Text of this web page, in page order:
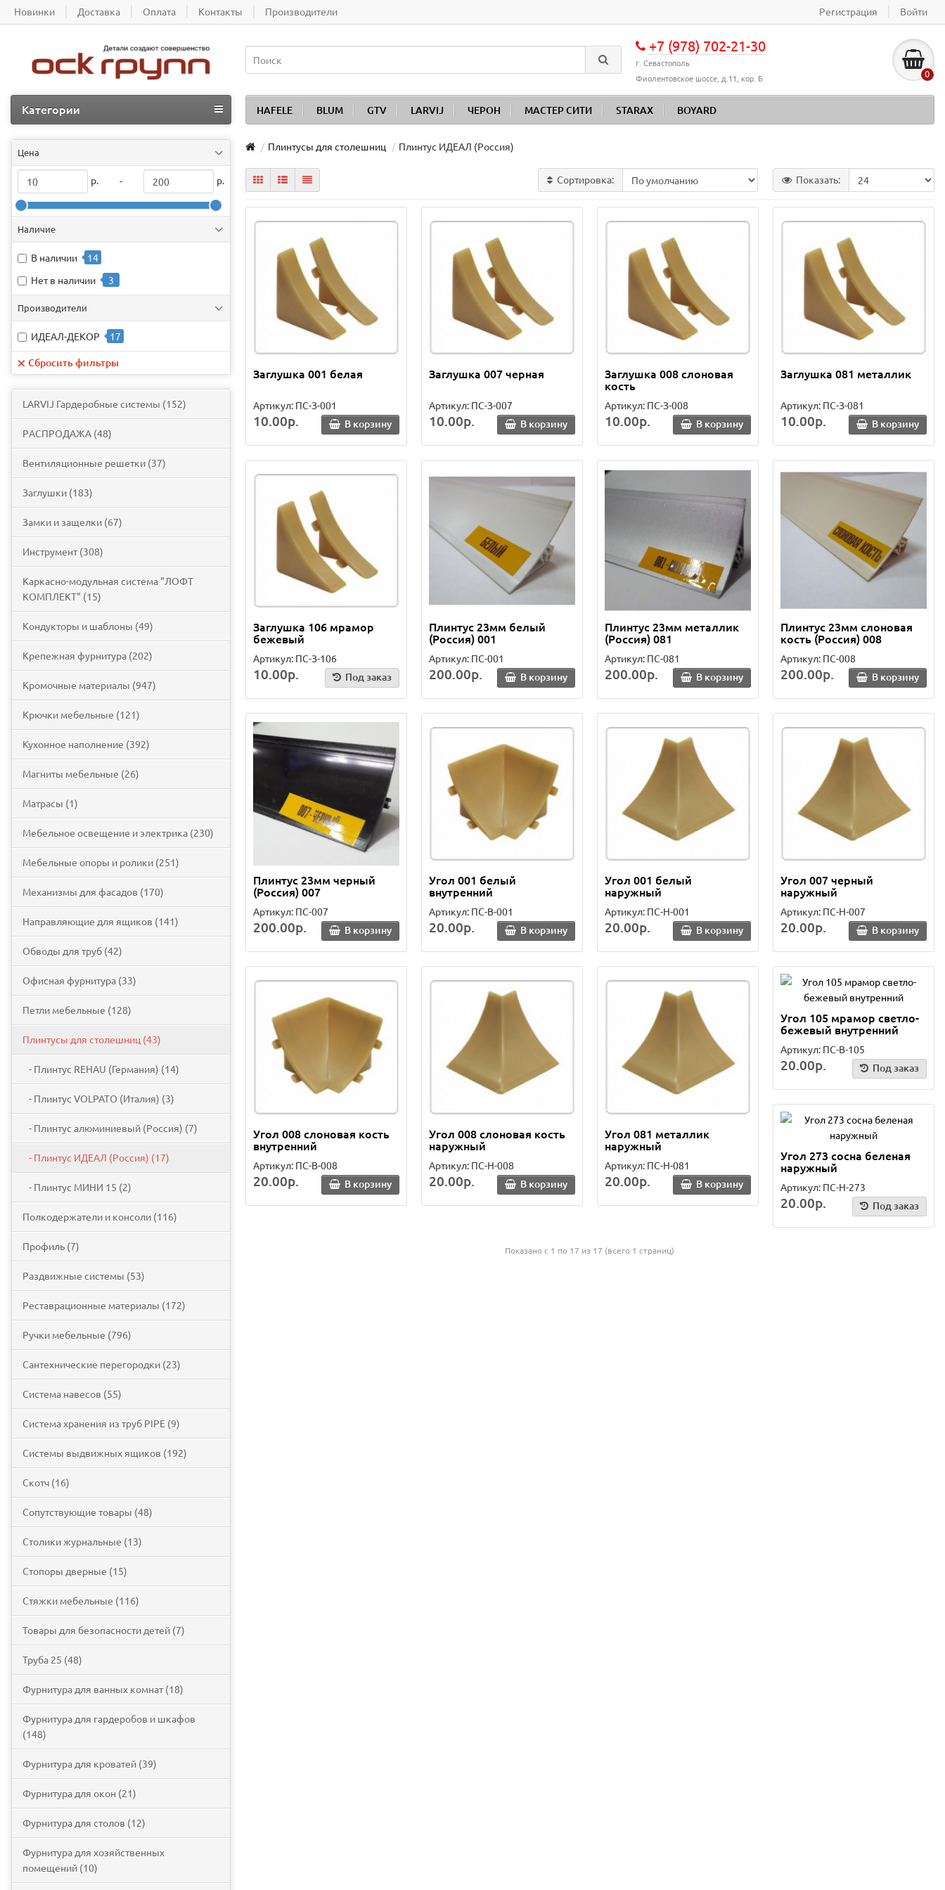
Новинки Доставка Оплата Контакты Производители Регистрация Войти
+7 (978) 702-21-30
г. Севастополь
Фиолентовское шоссе, д.11, кор. Б
0
HAFELE BLUM GTV LARVIJ ЧЕРОН МАСТЕР СИТИ STARAX BOYARD
Категории
Цена
р. - р.
Наличие
В наличии
14
Нет в наличии
3
Производители
ИДЕАЛ-ДЕКОР 17
Сбросить фильтры
LARVIJ Гардеробные системы (152)
PАСПРОДАЖА (48)
Вентиляционные решетки (37)
Заглушки (183)
Замки и защелки (67)
Инструмент (308)
Каркасно-модульная система "ЛОФТ
КОМПЛЕКТ" (15)
Кондукторы и шаблоны (49)
Крепежная фурнитура (202)
Кромочные материалы (947)
Крючки мебельные (121)
Кухонное наполнение (392)
Магниты мебельные (26)
Матрасы (1)
Мебельное освещение и электрика (230)
Мебельные опоры и ролики (251)
Механизмы для фасадов (170)
Направляющие для ящиков (141)
Обводы для труб (42)
Офисная фурнитура (33)
Петли мебельные (128)
Плинтусы для столешниц (43)
- Плинтус REHAU (Германия) (14)
- Плинтус VOLPATO (Италия) (3)
- Плинтус алюминиевый (Россия) (7)
- Плинтус ИДЕАЛ (Россия) (17)
- Плинтус МИНИ 15 (2)
Полкодержатели и консоли (116)
Профиль (7)
Раздвижные системы (53)
Реставрационные материалы (172)
Ручки мебельные (796)
Сантехнические перегородки (23)
Система навесов (55)
Система хранения из труб PIPE (9)
Системы выдвижных ящиков (192)
Скотч (16)
Сопутствующие товары (48)
Столики журнальные (13)
Стопоры дверные (15)
Стяжки мебельные (116)
Товары для безопасности детей (7)
Труба 25 (48)
Фурнитура для ванных комнат (18)
Фурнитура для гардеробов и шкафов
(148)
Фурнитура для кроватей (39)
Фурнитура для окон (21)
Фурнитура для столов (12)
Фурнитура для хозяйственных
помещений (10)
Плинтусы для столешниц Плинтус ИДЕАЛ (Россия)
Сортировка: Показать:
Заглушка 001 белая
Артикул: ПС-З-001
10.00р. В корзину
Заглушка 007 черная
Артикул: ПС-З-007
10.00р. В корзину
Заглушка 008 слоновая
кость
Артикул: ПС-З-008
10.00р. В корзину
Заглушка 081 металлик
Артикул: ПС-З-081
10.00р. В корзину
Заглушка 106 мрамор
бежевый
Артикул: ПС-З-106
10.00р. Под заказ
Плинтус 23мм белый
(Россия) 001
Артикул: ПС-001
200.00р. В корзину
Плинтус 23мм металлик
(Россия) 081
Артикул: ПС-081
200.00р. В корзину
Плинтус 23мм слоновая
кость (Россия) 008
Артикул: ПС-008
200.00р. В корзину
Плинтус 23мм черный
(Россия) 007
Артикул: ПС-007
200.00р. В корзину
Угол 001 белый
внутренний
Артикул: ПС-В-001
20.00р. В корзину
Угол 001 белый
наружный
Артикул: ПС-Н-001
20.00р. В корзину
Угол 007 черный
наружный
Артикул: ПС-Н-007
20.00р. В корзину
Угол 008 слоновая кость
внутренний
Артикул: ПС-В-008
20.00р. В корзину
Угол 008 слоновая кость
наружный
Артикул: ПС-Н-008
20.00р. В корзину
Угол 081 металлик
наружный
Артикул: ПС-Н-081
20.00р. В корзину
Угол 105 мрамор светло-
бежевый внутренний
Артикул: ПС-В-105
20.00р. Под заказ
Угол 273 сосна беленая
наружный
Артикул: ПС-Н-273
20.00р. Под заказ
Показано с 1 по 17 из 17 (всего 1 страниц)